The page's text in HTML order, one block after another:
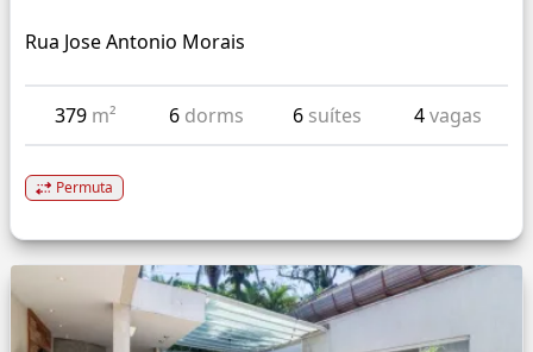
Rua Jose Antonio Morais
379 m² 6 dorms 6 suítes 4vagas
Permuta